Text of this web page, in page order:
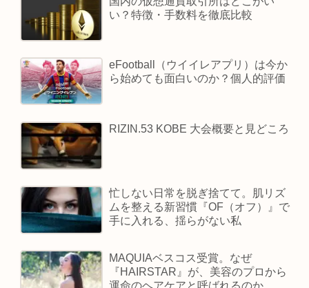
い？特徴・手数料を徹底比較
eFootball（ウイイレアプリ）は今か
ら始めても面白いのか？個人的評価
RIZIN.53 KOBE 大会概要と見どころ
忙しない日常を脱ぎ捨てて。肌リズ
ムを整える新習慣『OF（オフ）』で
手に入れる、揺らがない私
MAQUIAベスコス受賞。なぜ
『HAIRSTAR』が、美容のプロから
運命のヘアケアと呼ばれるのか